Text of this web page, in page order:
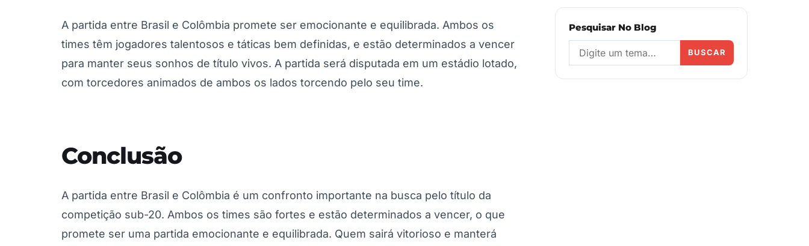
A partida entre Brasil e Colômbia promete ser emocionante e equilibrada. Ambos os
times têm jogadores talentosos e táticas bem definidas, e estão determinados a vencer
para manter seus sonhos de título vivos. A partida será disputada em um estádio lotado,
com torcedores animados de ambos os lados torcendo pelo seu time.
Conclusão
A partida entre Brasil e Colômbia é um confronto importante na busca pelo título da
competição sub-20. Ambos os times são fortes e estão determinados a vencer, o que
promete ser uma partida emocionante e equilibrada. Quem sairá vitorioso e manterá
Pesquisar No Blog
BUSCAR